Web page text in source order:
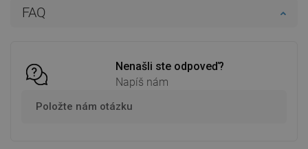
FAQ
Nenašli ste odpoveď?
Napíš nám
Položte nám otázku